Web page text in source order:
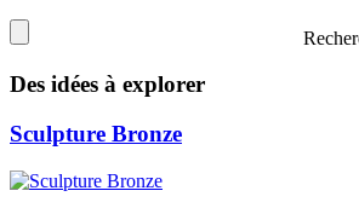
Des idées à explorer
Sculpture Bronze